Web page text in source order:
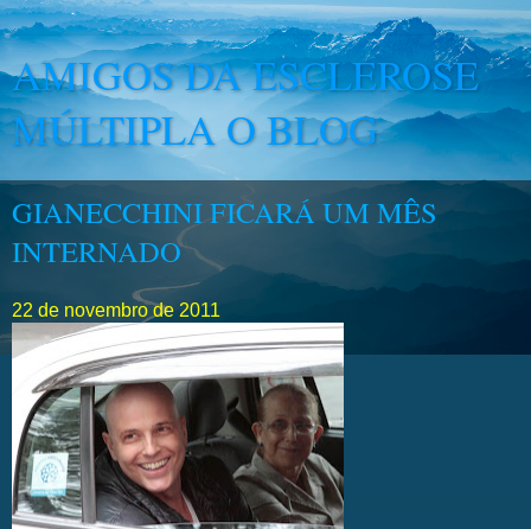
AMIGOS DA ESCLEROSE
MÚLTIPLA O BLOG
GIANECCHINI FICARÁ UM MÊS
INTERNADO
22 de novembro de 2011